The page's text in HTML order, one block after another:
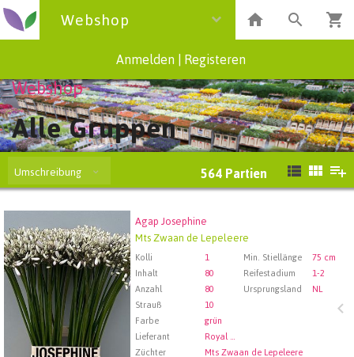
Webshop
Anmelden Registeren
Webshop
Alle Gruppen
Umschreibung 564 Partien
Agap Josephine
Mts Zwaan de Lepeleere
Kolli 1 Min. Stiellänge
75 cm
Inhalt
80 Reifestadium
1-2
Anzahl
80 Ursprungsland
NL
Strauß
10
Farbe
grün
Lieferant
Royal FloraHolland Aalsmeer
Züchter
Mts Zwaan de Lepeleere
Agap Josephine
Wählen Sie zuerst ein Abfartdatum.